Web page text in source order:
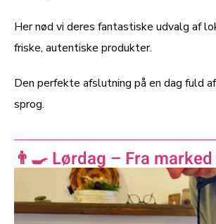
Her nød vi deres fantastiske udvalg af
friske, autentiske produkter.
Den perfekte afslutning på en dag fuld
sprog.
👨‍🍳 Lørdag – Fra